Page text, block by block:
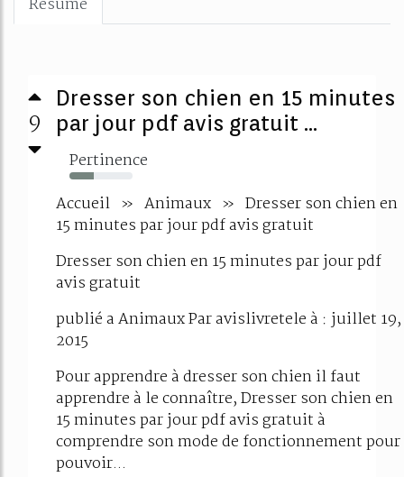
Résumé
9
Dresser son chien en 15 minutes
par jour pdf avis gratuit ...
Pertinence
39%
Accueil » Animaux » Dresser son chien en
15 minutes par jour pdf avis gratuit
Dresser son chien en 15 minutes par jour pdf
avis gratuit
publié a Animaux Par avislivretele à : juillet 19,
2015
Pour apprendre à dresser son chien il faut
apprendre à le connaître, Dresser son chien en
15 minutes par jour pdf avis gratuit à
comprendre son mode de fonctionnement pour
pouvoir...